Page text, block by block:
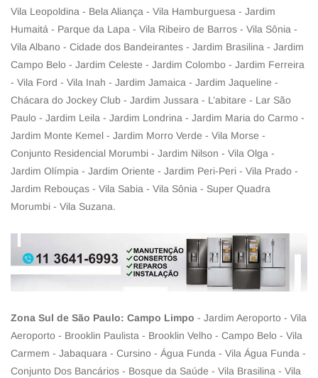
Vila Leopoldina - Bela Aliança - Vila Hamburguesa - Jardim
Humaitá - Parque da Lapa - Vila Ribeiro de Barros - Vila Sônia -
Vila Albano - Cidade dos Bandeirantes - Jardim Brasilina - Jardim
Campo Belo - Jardim Celeste - Jardim Colombo - Jardim Ferreira
- Vila Ford - Vila Inah - Jardim Jamaica - Jardim Jaqueline -
Chácara do Jockey Club - Jardim Jussara - L’abitare - Lar São
Paulo - Jardim Leila - Jardim Londrina - Jardim Maria do Carmo -
Jardim Monte Kemel - Jardim Morro Verde - Vila Morse -
Conjunto Residencial Morumbi - Jardim Nilson - Vila Olga -
Jardim Olímpia - Jardim Oriente - Jardim Peri-Peri - Vila Prado -
Jardim Rebouças - Vila Sabia - Vila Sônia - Super Quadra
Morumbi - Vila Suzana.
Zona Sul de São Paulo: Campo Limpo - Jardim Aeroporto - Vila
Aeroporto - Brooklin Paulista - Brooklin Velho - Campo Belo - Vila
Carmem - Jabaquara - Cursino - Água Funda - Vila Água Funda -
Conjunto Dos Bancários - Bosque da Saúde - Vila Brasilina - Vila